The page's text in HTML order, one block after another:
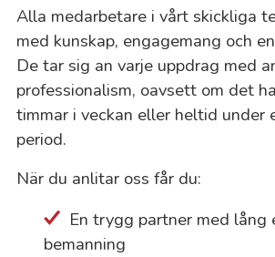
Alla medarbetare i vårt skickliga
med kunskap, engagemang och
De tar sig an varje uppdrag med
professionalism, oavsett om det
timmar i veckan eller heltid under
period.
När du anlitar oss får du:
En trygg partner med lång
bemanning